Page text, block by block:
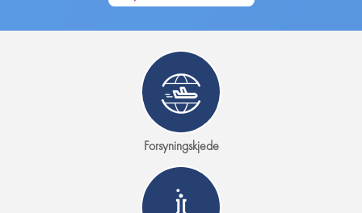
Forsyningskjede